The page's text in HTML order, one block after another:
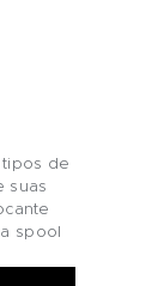
de
suas
spool